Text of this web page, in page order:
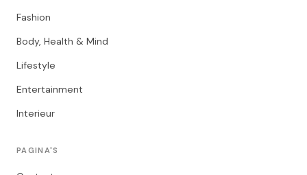
Fashion
Body, Health & Mind
Lifestyle
Entertainment
Interieur
PAGINA'S